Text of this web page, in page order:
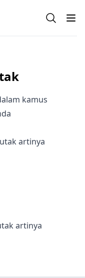
Semua Bahasa
Open
kamus
artinya
artinya